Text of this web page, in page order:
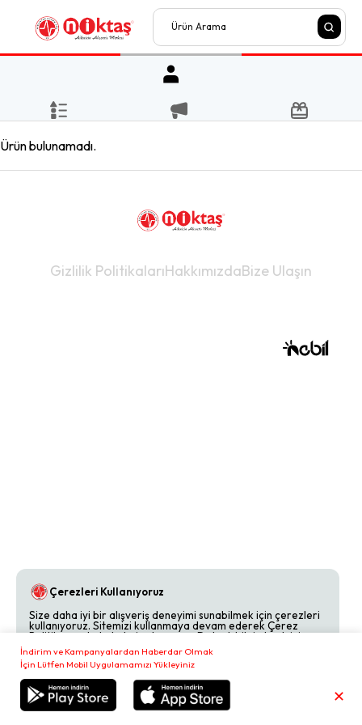
İndirim ve Kampanyalardan Haberdar Olmak
İçin Lütfen Mobil Uygulamamızı Yükleyiniz
✕
Sepetim 0,00
Ürün bulunamadı.
Gizlilik PolitikalarıHakkımızdaBize Ulaşın
Çerezleri Kullanıyoruz
Size daha iyi bir alışveriş deneyimi sunabilmek için çerezleri
kullanıyoruz. Sitemizi kullanmaya devam ederek Çerez
Politikamızı kabul etmiş olursunuz. Detaylı bilgi almak için
Çerez Politikamızı
inceleyebilirsiniz.
Reddet